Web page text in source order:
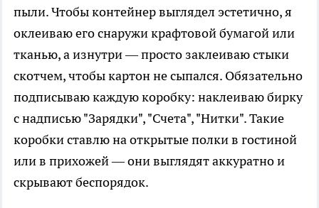
пыли. Чтобы контейнер выглядел эстетично, я
оклеиваю его снаружи крафтовой бумагой или
тканью, а изнутри — просто заклеиваю стыки
скотчем, чтобы картон не сыпался. Обязательно
подписываю каждую коробку: наклеиваю бирку
с надписью "Зарядки", "Счета", "Нитки". Такие
коробки ставлю на открытые полки в гостиной
или в прихожей — они выглядят аккуратно и
скрывают беспорядок.